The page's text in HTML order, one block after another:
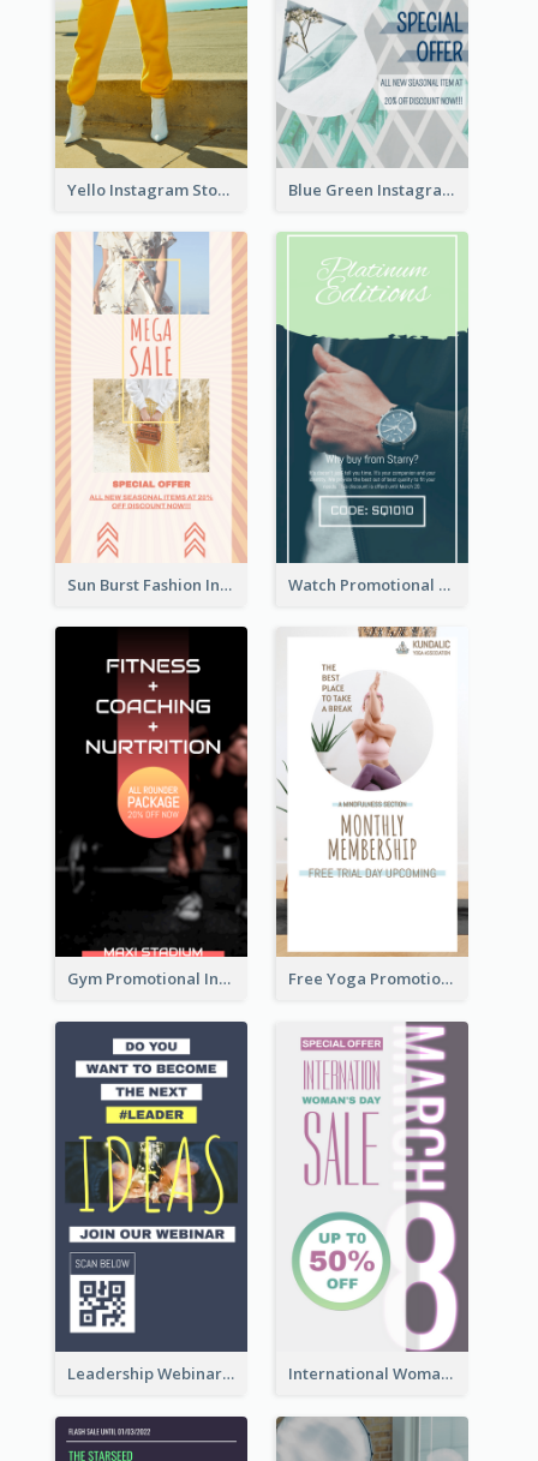
Yello Instagram Story Blue Green Instagram Story
Sun Burst Fashion Instagram Story Watch Promotional Display Instagram Story Design
Gym Promotional Instagram Story Design Free Yoga Promotional Day Instagram Story Design
Leadership Webinar Instagram Story Design International Woman's Day Instagram Story Design